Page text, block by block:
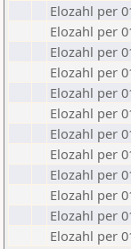
Elozahl per
Elozahl per
Elozahl per
Elozahl per
Elozahl per
Elozahl per
Elozahl per
Elozahl per
Elozahl per
Elozahl per
Elozahl per
Elozahl per